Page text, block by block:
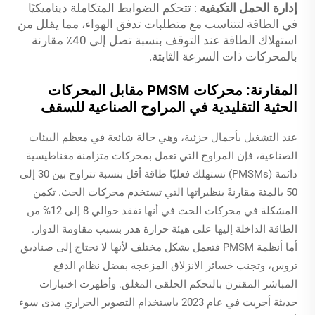
إدارة الحمل التكيفية : تتحكم الضوابط المتكاملة ديناميكيًا
في الطاقة لتتناسب مع متطلبات تدفق الهواء، مما يقلل من
استهلاك الطاقة عند التوقف بنسبة تصل إلى 40٪ مقارنة
بالمحركات ذات السرعة الثابتة.
المقارنة: محركات PMSM مقابل المحركات
الحثية التقليدية في المراوح الصناعية للسقف
عند التشغيل بأحمال جزئية، وهي حالة شائعة في معظم البيئات
الصناعية، فإن المراوح التي تعمل بمحركات متزامنة مغناطيسية
دائمة (PMSMs) تستهلك فعليًا طاقة أقل بنسبة تتراوح بين 30 إلى
50 بالمئة مقارنةً بنظيراتها التي تستخدم محركات الحث. تكمن
المشكلة في محركات الحث في أنها تفقد حوالي 8 إلى 12% من
الطاقة الداخلة إليها على هيئة حرارة هدر بسبب مقاومة الدوار.
أما أنظمة PMSM فتعمل بشكل مختلف لأنها لا تحتاج إلى صناديق
تروس، وتجنب خسائر الانزلاق المزعجة بفضل نظام الدفع
المباشر المقترن بالتحكم الحلقي المغلق. وأظهرت اختبارات
حديثة أجريت في عام 2023 باستخدام التصوير الحراري مدى سوء